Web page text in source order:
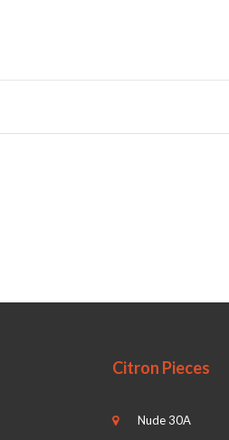
Citron Pieces
Nude 30A